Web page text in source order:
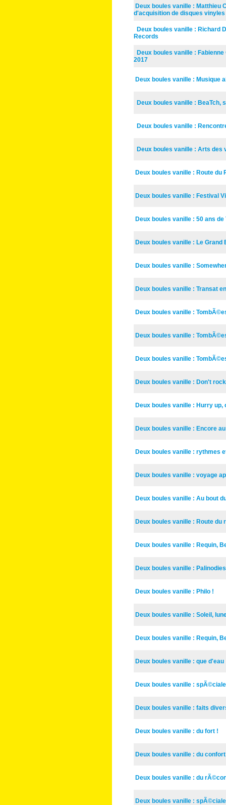
Deux boules vanille : Matthieu
d'acquisition de disques
Deux boules vanille : Richard
Records
Deux boules vanille :
2017
Deux boules vanille : Musique
Deux boules vanille :
Deux boules vanille :
Deux boules vanille : Arts
Deux boules vanille : Route
Deux boules vanille : Festival
Deux boules vanille : 50 ans
Deux boules vanille : Le
Deux boules vanille :
Deux boules vanille : Transat
Deux boules vanille :
Deux boules vanille :
Deux boules vanille :
Deux boules vanille : Don't
Deux boules vanille : Hurry
Deux boules vanille : Encore
Deux boules vanille : rythmes
Deux boules vanille : voyage
Deux boules vanille : Au bout
Deux boules vanille : Route du
Deux boules vanille : Requin,
Deux boules vanille :
Deux boules vanille : Philo !
Deux boules vanille : Soleil,
Deux boules vanille : Requin,
Deux boules vanille : que
Deux boules vanille :
Deux boules vanille : faits
Deux boules vanille : du fort !
Deux boules vanille : du
Deux boules vanille : du
Deux boules vanille :